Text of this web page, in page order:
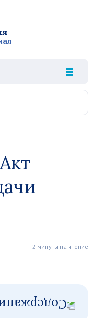
2 минуты на чтение